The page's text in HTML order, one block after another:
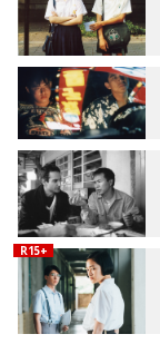
観覧年齢制限
R15+